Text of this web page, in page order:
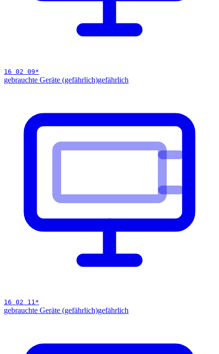
16 02 09*
gebrauchte Geräte (gefährlich)gefährlich
16 02 11*
gebrauchte Geräte (gefährlich)gefährlich